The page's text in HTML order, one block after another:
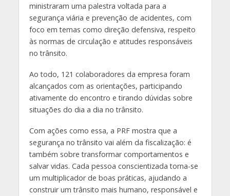
ministraram uma palestra voltada para a
segurança viária e prevenção de acidentes, com
foco em temas como direção defensiva, respeito
às normas de circulação e atitudes responsáveis
no trânsito.
Ao todo, 121 colaboradores da empresa foram
alcançados com as orientações, participando
ativamente do encontro e tirando dúvidas sobre
situações do dia a dia no trânsito.
Com ações como essa, a PRF mostra que a
segurança no trânsito vai além da fiscalização: é
também sobre transformar comportamentos e
salvar vidas. Cada pessoa conscientizada torna-se
um multiplicador de boas práticas, ajudando a
construir um trânsito mais humano, responsável e